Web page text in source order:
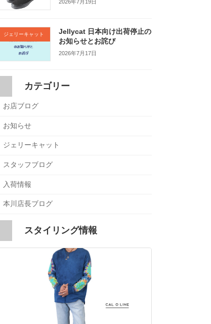
2026年7月19日
ジェリーキャット
Jellycat 日本向け出荷停止の
お知らせとお詫び
2026年7月17日
カテゴリー
お店ブログ
お知らせ
ジェリーキャット
スタッフブログ
入荷情報
本川店長ブログ
スタイリング情報